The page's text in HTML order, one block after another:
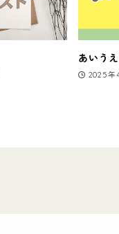
あいう
2025年